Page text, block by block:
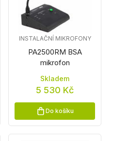
PA2500RM BSA
mikrofon
INSTALAČNÍ MIKROFONY
Skladem
5 530 Kč
Do košíku